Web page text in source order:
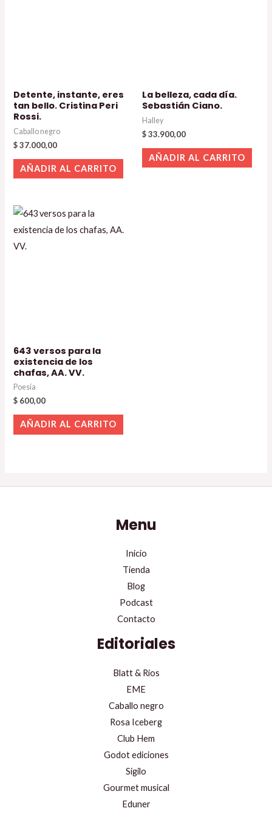
Detente, instante, eres
tan bello. Cristina Peri
Rossi.
Caballo negro
$37.000,00
AÑADIR AL CARRITO
La belleza, cada día.
Sebastián Ciano.
Halley
$33.900,00
AÑADIR AL CARRITO
643 versos para la
existencia de los
chafas, AA. VV.
Poesía
$ 600,00
AÑADIR AL CARRITO
Menu
Inicio
Tienda
Blog
Podcast
Contacto
Editoriales
Blatt & Rios
EME
Caballo negro
Rosa Iceberg
Club Hem
Godot ediciones
Sigilo
Gourmet musical
Eduner